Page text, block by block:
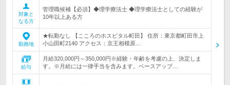
対象と
なる方
管理職候補【必須】◆理学療法士 ◆理学療法士としての経験が
10年以上ある方
勤務地
★転勤なし 【こころのホスピタル町田】 住所：東京都町田市上
小山田町2140 アクセス：京王相模原…
給与
月給320,000円～350,000円※経験・年齢を考慮の上、決定しま
す。※月給には一律手当を含みます。ベースアップ…